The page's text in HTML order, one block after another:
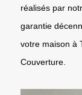
réalisés par
garantie
votre maison à
Couverture.